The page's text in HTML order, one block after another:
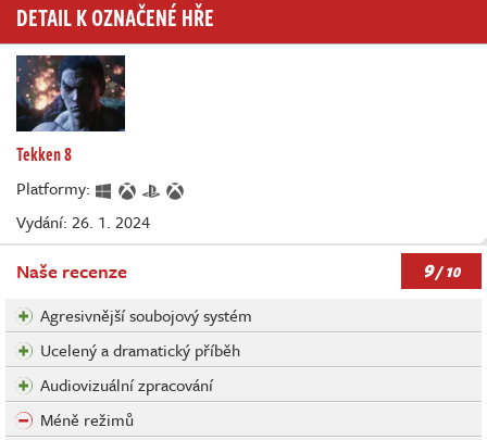
DETAIL K OZNAČENÉ HŘE
Tekken 8
Platformy:
Vydání: 26. 1. 2024
Naše recenze 9/ 10
Agresivnější soubojový systém
Ucelený a dramatický příběh
Audiovizuální zpracování
Méně režimů